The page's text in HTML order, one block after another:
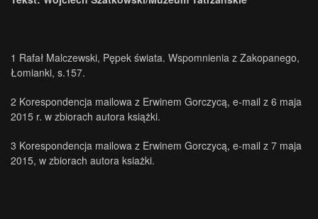
1 Rafał Malczewski, Pępek świata. Wspomnienia z Zakopanego,
Łomianki, s.157.
2 Korespondencja mailowa z Erwinem Gorczycą, e-mail z 6 maja
2015 r. w zbiorach autora książki.
3 Korespondencja mailowa z Erwinem Gorczycą, e-mail z 7 maja
2015, w zbiorach autora ksiażki.